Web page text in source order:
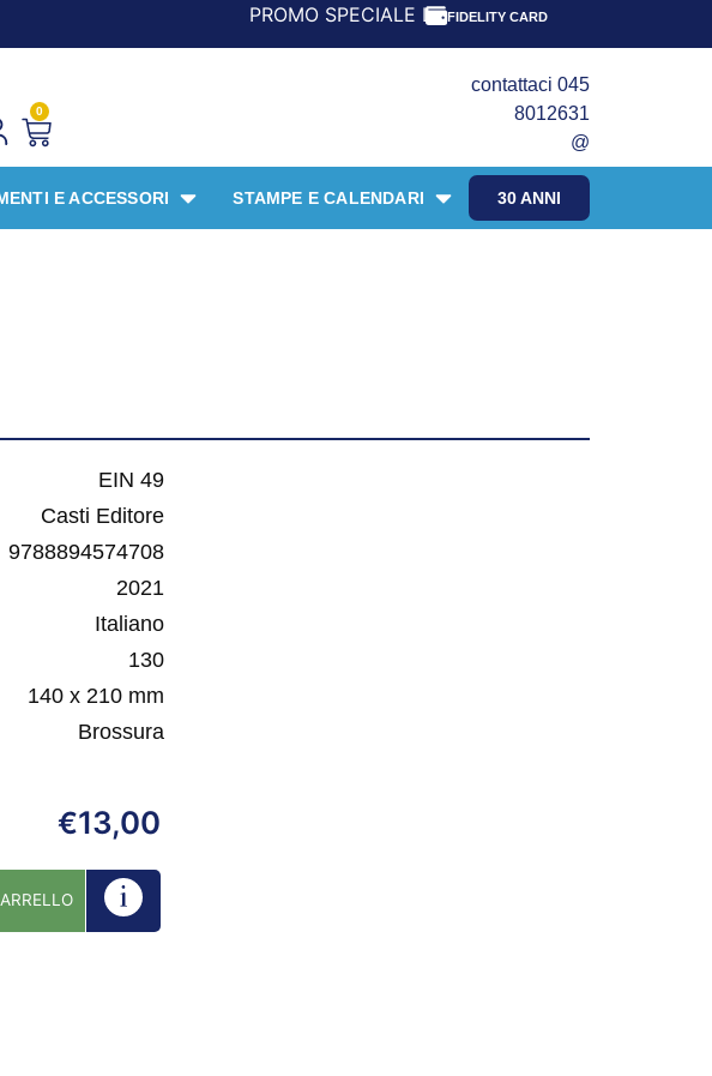
PROMO SPECIALE LIBRI PER I 30 ANNI DEL FRANGENTE!
FIDELITY CARD
0
contattaci 045
8012631
@
30 ANNI
E ACCESSORI STAMPE E CALENDARI
EIN 49
Casti Editore
9788894574708
2021
Italiano
130
140 x 210 mm
Brossura
€13,00